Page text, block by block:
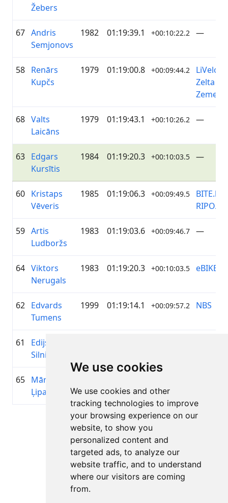
We use cookies
We use cookies and other
tracking technologies to improve
your browsing experience on our
website, to show you
personalized content and
targeted ads, to analyze our
website traffic, and to understand
where our visitors are coming
from.
Žebers
67 Andris
Semjonovs
1982 01:19:39.1 +00:10:22.2 —
58 Renārs
Kupčs
1979 01:19:00.8 +00:09:44.2
LiVelo /
Zelta
Zeme
68 Valts
Laicāns
1979 01:19:43.1 +00:10:26.2 —
63 Edgars
Kursītis
1984 01:19:20.3 +00:10:03.5 —
60 Kristaps
Vēveris
1985 01:19:06.3 +00:09:49.5
BITE.lv /
RIPO.lv
59 Artis
Ludboržs
1983 01:19:03.6 +00:09:46.7 —
64 Viktors
Nerugals
1983 01:19:20.3 +00:10:03.5 eBIKE
62 Edvards
Tumens
1999 01:19:14.1 +00:09:57.2 NBS
61
Edijs
Silnieks
65 Mārtiņš
Ļipatovs
Lapa 1 no 1
Kopā 11 Rezultāti
Atpakaļ uz rezultātiem